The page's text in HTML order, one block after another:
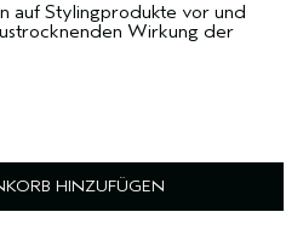
auf Stylingprodukte vor und
Wirkung der
HINZUFÜGEN